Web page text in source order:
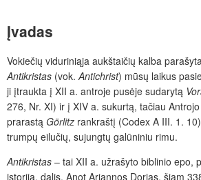
Įvadas
Vokiečių viduriniąja aukštaičių kalba
Antikristas (vok.Antichrist) mūsų laikus
ji įtraukta į XII a. antroje pusėje sudarytą
276, Nr. XI) ir į XIV a. sukurtą, tačiau
prarastą Görlitz rankraštį (Codex A III. 1.
trumpų eilučių, sujungtų galūniniu rimu.
Antikristas – tai XII a. užrašyto biblinio epo,
istoriją, dalis. Anot Ariannos Dorias, šiam